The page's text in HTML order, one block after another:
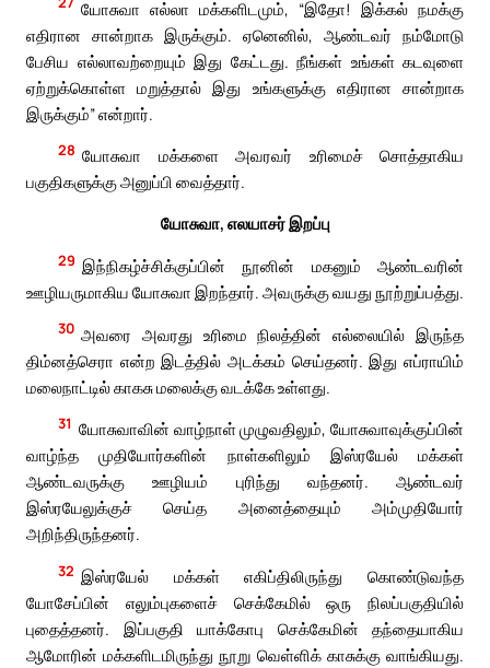
யோசுவா எல்லா மக்களிடமும், “இதோ! இக்கல் நமக்கு
எதிரான சான்றாக இருக்கும். ஏனெனில், ஆண்டவர் நம்மோடு
பேசிய எல்லாவற்றையும் இது கேட்டது. நீங்கள் உங்கள் கடவுளை
ஏற்றுக்கொள்ள மறுத்தால் இது உங்களுக்கு எதிரான சான்றாக
இருக்கும்” என்றார்.
28 யோசுவா மக்களை அவரவர் உரிமைச் சொத்தாகிய
பகுதிகளுக்கு அனுப்பி வைத்தார்.
யோசுவா, எலயாசர் இறப்பு
29 இந்நிகழ்ச்சிக்குப்பின் நூனின் மகனும் ஆண்டவரின்
ஊழியருமாகிய யோசுவா இறந்தார். அவருக்கு வயது நூற்றுப்பத்து.
30 அவரை அவரது உரிமை நிலத்தின் எல்லையில் இருந்த
திம்னத்செரா என்ற இடத்தில் அடக்கம் செய்தனர். இது எப்ராயிம்
மலைநாட்டில் காகசு மலைக்கு வடக்கே உள்ளது.
31 யோசுவாவின் வாழ்நாள் முழுவதிலும், யோசுவாவுக்குப்பின்
வாழ்ந்த முதியோர்களின் நாள்களிலும் இஸ்ரயேல் மக்கள்
ஆண்டவருக்கு ஊழியம் புரிந்து வந்தனர். ஆண்டவர்
இஸ்ரயேலுக்குச் செய்த அனைத்தையும் அம்முதியோர்
அறிந்திருந்தனர்.
32 இஸ்ரயேல் மக்கள் எகிப்திலிருந்து கொண்டுவந்த
யோசேப்பின் எலும்புகளைச் செக்கேமில் ஒரு நிலப்பகுதியில்
புதைத்தனர். இப்பகுதி யாக்கோபு செக்கேமின் தந்தையாகிய
ஆமோரின் மக்களிடமிருந்து நூறு வெள்ளிக் காசுக்கு வாங்கியது.